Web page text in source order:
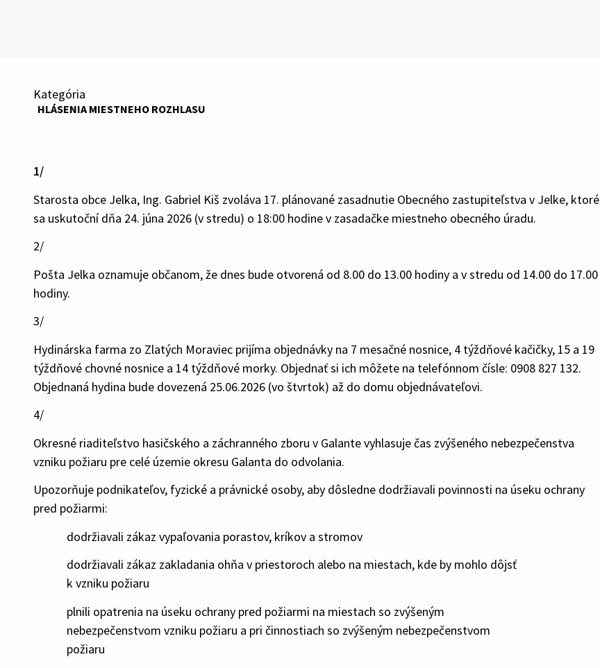
Kategória
HLÁSENIA MIESTNEHO ROZHLASU
1/
Starosta obce Jelka, Ing. Gabriel Kiš zvoláva 17. plánované zasadnutie Obecného zastupiteľstva v Jelke, ktoré
sa uskutoční dňa 24. júna 2026 (v stredu) o 18:00 hodine v zasadačke miestneho obecného úradu.
2/
Pošta Jelka oznamuje občanom, že dnes bude otvorená od 8.00 do 13.00 hodiny a v stredu od 14.00 do 17.00
hodiny.
3/
Hydinárska farma zo Zlatých Moraviec prijíma objednávky na 7 mesačné nosnice, 4 týždňové kačičky, 15 a 19
týždňové chovné nosnice a 14 týždňové morky. Objednať si ich môžete na telefónnom čísle: 0908 827 132.
Objednaná hydina bude dovezená 25.06.2026 (vo štvrtok) až do domu objednávateľovi.
4/
Okresné riaditeľstvo hasičského a záchranného zboru v Galante vyhlasuje čas zvýšeného nebezpečenstva
vzniku požiaru pre celé územie okresu Galanta do odvolania.
Upozorňuje podnikateľov, fyzické a právnické osoby, aby dôsledne dodržiavali povinnosti na úseku ochrany
pred požiarmi:
dodržiavali zákaz vypaľovania porastov, kríkov a stromov
dodržiavali zákaz zakladania ohňa v priestoroch alebo na miestach, kde by mohlo dôjsť
k vzniku požiaru
plnili opatrenia na úseku ochrany pred požiarmi na miestach so zvýšeným
nebezpečenstvom vzniku požiaru a pri činnostiach so zvýšeným nebezpečenstvom
požiaru